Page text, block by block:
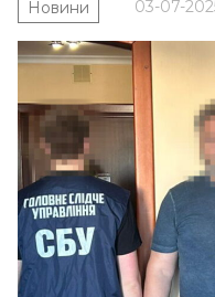
03-07-
Новини